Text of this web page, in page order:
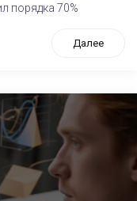
порядка 70%
Далее